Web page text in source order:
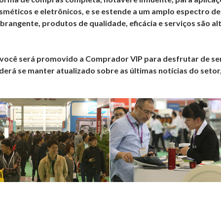
e eletrônicos, e se estende a um amplo espectro
produtos de qualidade, eficácia e serviços são
será promovido a Comprador VIP para desfrutar de
se manter atualizado sobre as últimas notícias do